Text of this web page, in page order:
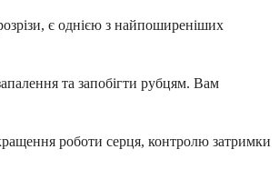
є однією з найпоширеніших
та запобігти рубцям. Вам
роботи серця, контролю затримки